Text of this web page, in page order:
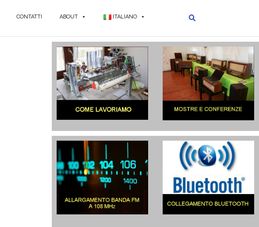
CONTATTI ABOUT ITALIANO